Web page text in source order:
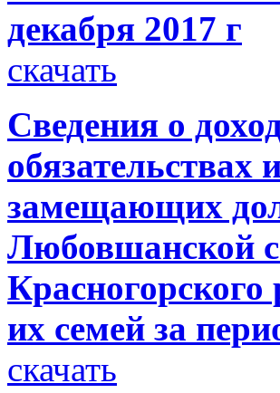
декабря 2017 г
скачать
Сведения о
обязательствах
замещающих
Любовшанской
их семей за
скачать